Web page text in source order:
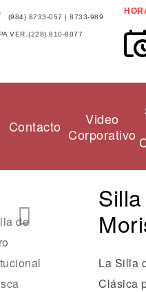
(984) 8733-057 | 8733-989
VER. (228) 810-8077
Contacto
Video
Corporativo
La Silla
Clásica